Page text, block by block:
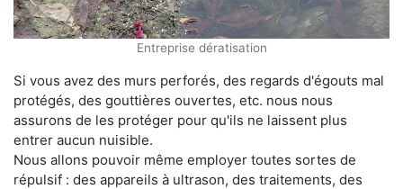
Entreprise dératisation
Si vous avez des murs perforés, des regards d'égouts mal
protégés, des gouttières ouvertes, etc. nous nous
assurons de les protéger pour qu'ils ne laissent plus
entrer aucun nuisible.
Nous allons pouvoir même employer toutes sortes de
répulsif : des appareils à ultrason, des traitements, des